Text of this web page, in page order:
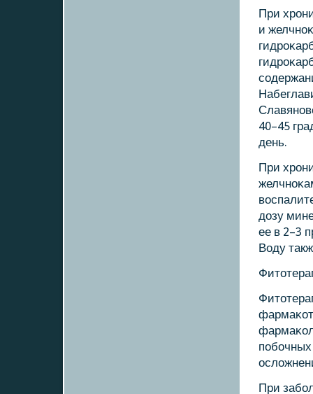
При
и
40–45
день.
При
дозу
ее в 2–3
Воду
При